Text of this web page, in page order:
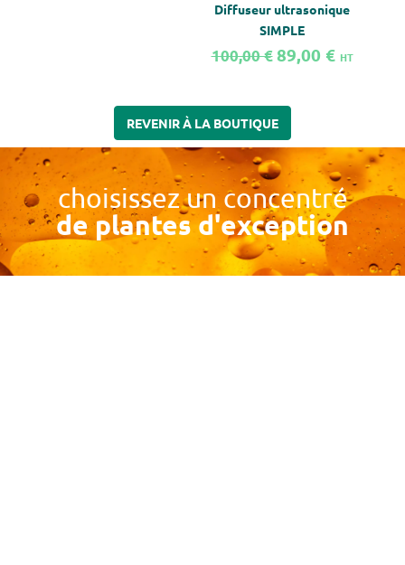
Diffuseur ultrasonique
SIMPLE
100,00 € 89,00 € HT
REVENIR À LA BOUTIQUE
choisissez un concentré
de plantes d'exception